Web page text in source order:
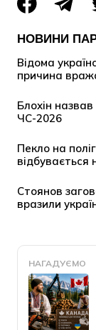
НАГАДУЄМО